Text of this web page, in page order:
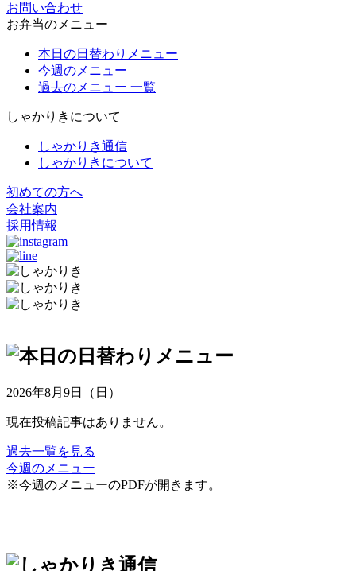
お問い合わせ
お弁当のメニュー
本日の日替わりメニュー
今週のメニュー
過去のメニュー 一覧
しゃかりきについて
しゃかりき通信
しゃかりきについて
初めての方へ
会社案内
採用情報
2026年8月9日（日）
現在投稿記事はありません。
過去一覧を見る
今週のメニュー
※今週のメニューのPDFが開きます。